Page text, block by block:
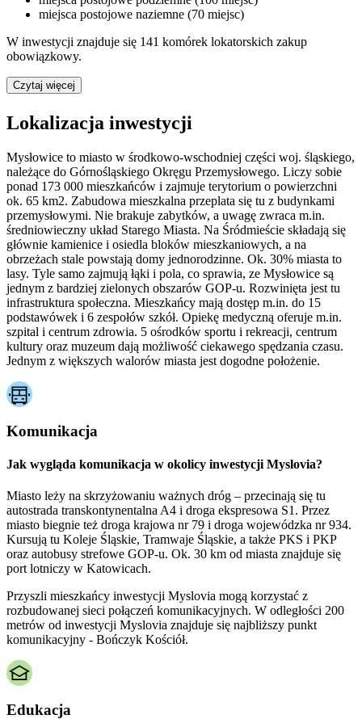
miejsca postojowe naziemne (70 miejsc)
W inwestycji znajduje się 141 komórek lokatorskich zakup
obowiązkowy.
Czytaj więcej
Lokalizacja inwestycji
Mysłowice to miasto w środkowo-wschodniej części woj. śląskiego,
należące do Górnośląskiego Okręgu Przemysłowego. Liczy sobie
ponad 173 000 mieszkańców i zajmuje terytorium o powierzchni
ok. 65 km2. Zabudowa mieszkalna przeplata się tu z budynkami
przemysłowymi. Nie brakuje zabytków, a uwagę zwraca m.in.
średniowieczny układ Starego Miasta. Na Śródmieście składają się
głównie kamienice i osiedla bloków mieszkaniowych, a na
obrzeżach stale powstają domy jednorodzinne. Ok. 30% miasta to
lasy. Tyle samo zajmują łąki i pola, co sprawia, ze Mysłowice są
jednym z bardziej zielonych obszarów GOP-u. Rozwinięta jest tu
infrastruktura społeczna. Mieszkańcy mają dostęp m.in. do 15
podstawówek i 6 zespołów szkół. Opiekę medyczną oferuje m.in.
szpital i centrum zdrowia. 5 ośrodków sportu i rekreacji, centrum
kultury oraz muzeum dają możliwość ciekawego spędzania czasu.
Jednym z większych walorów miasta jest dogodne położenie.
Komunikacja
Jak wygląda komunikacja w okolicy inwestycji Myslovia?
Miasto leży na skrzyżowaniu ważnych dróg – przecinają się tu
autostrada transkontynentalna A4 i droga ekspresowa S1. Przez
miasto biegnie też droga krajowa nr 79 i droga wojewódzka nr 934.
Kursują tu Koleje Śląskie, Tramwaje Śląskie, a także PKS i PKP
oraz autobusy strefowe GOP-u. Ok. 30 km od miasta znajduje się
port lotniczy w Katowicach.
Przyszli mieszkańcy inwestycji Myslovia mogą korzystać z
rozbudowanej sieci połączeń komunikacyjnych. W odległości 200
metrów od inwestycji Myslovia znajduje się najbliższy punkt
komunikacyjny - Bończyk Kościół.
Edukacja